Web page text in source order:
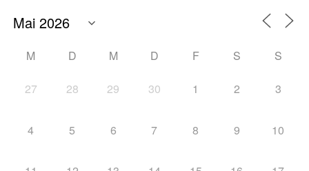
M D M D F S S
27 28 29 30 1 2 3
4 5 6 7 8 9 10